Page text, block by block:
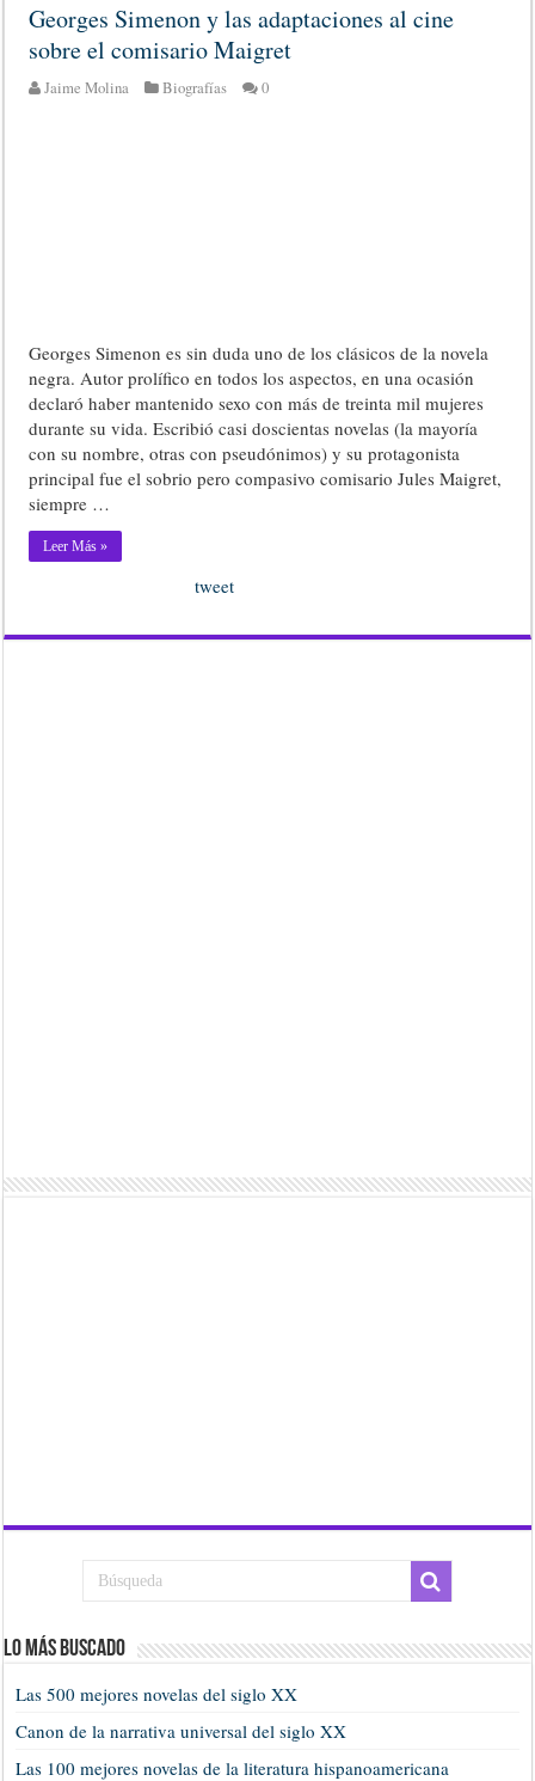
Georges Simenon y las adaptaciones al cine
sobre el comisario Maigret
Jaime Molina Biografías 0
Georges Simenon es sin duda uno de los clásicos de la novela
negra. Autor prolífico en todos los aspectos, en una ocasión
declaró haber mantenido sexo con más de treinta mil mujeres
durante su vida. Escribió casi doscientas novelas (la mayoría
con su nombre, otras con pseudónimos) y su protagonista
principal fue el sobrio pero compasivo comisario Jules Maigret,
siempre …
Leer Más »
tweet
Lo más buscado
Las 500 mejores novelas del siglo XX
Canon de la narrativa universal del siglo XX
Las 100 mejores novelas de la literatura hispanoamericana